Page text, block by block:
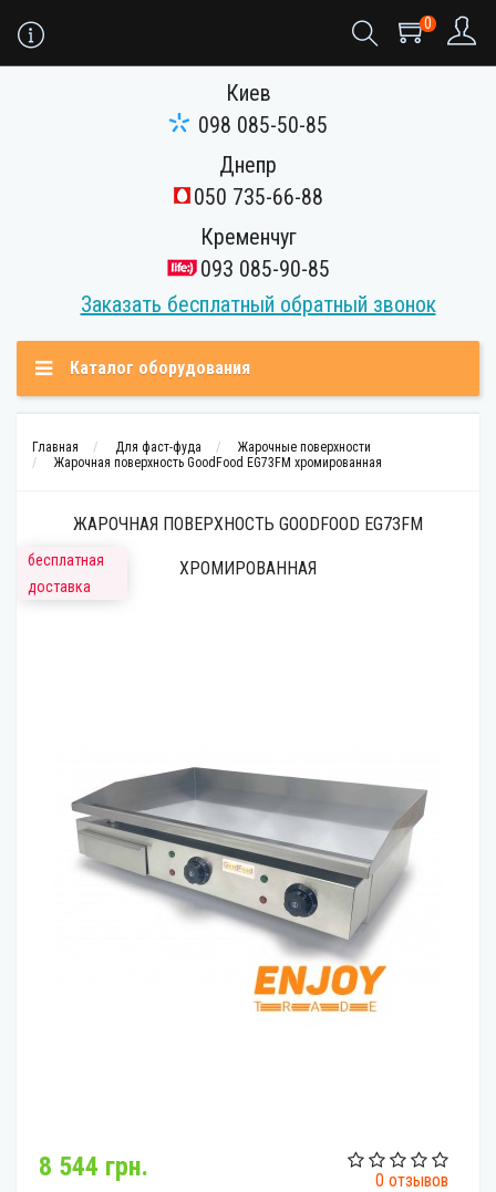
0
Киев
098 085-50-85
Днепр
050 735-66-88
Кременчуг
093 085-90-85
Заказать бесплатный обратный звонок
Каталог оборудования
Главная Для фаст-фуда
Жарочные поверхности
Жарочная поверхность GoodFood EG73FM хромированная
бесплатная
доставка
ЖАРОЧНАЯ ПОВЕРХНОСТЬ GOODFOOD EG73FM
ХРОМИРОВАННАЯ
0 отзывов
8 544 грн.